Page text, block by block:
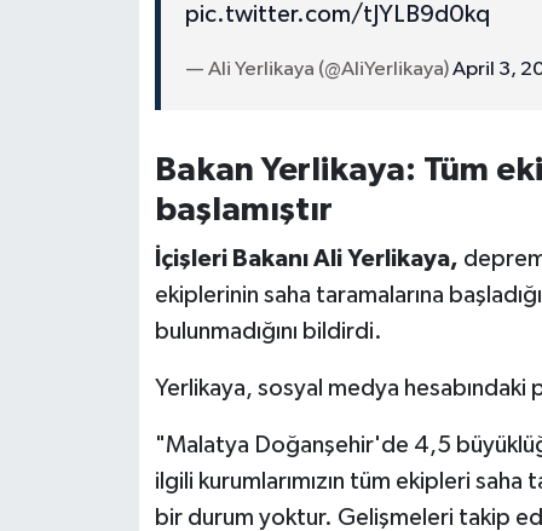
pic.twitter.com/tJYLB9d0kq
— Ali Yerlikaya (@AliYerlikaya)April 3,
Bakan Yerlikaya: Tüm
başlamıştır
İçişleri Bakanı Ali Yerlikaya,
ekiplerinin saha taramalarına
bulunmadığını bildirdi.
Yerlikaya, sosyal medya hesabındaki
"Malatya Doğanşehir'de 4,5
ilgili kurumlarımızın tüm ekipleri saha
bir durum yoktur. Gelişmeleri takip
Gaziantep Müftülüğü
Hakkari Müftülüğü
Hatay Müftülüğü
Iğdır Müftülüğü
Isparta Müftülüğü
İstanbul Müftülüğü
İzmir Müftülüğü